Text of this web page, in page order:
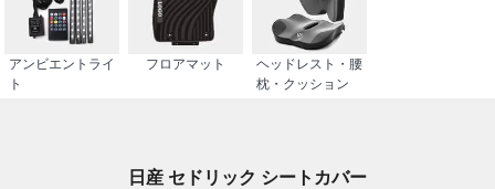
アンビエントライ
ト
フロアマット
ヘッドレスト・腰
枕・クッション
日産 セドリック シートカバー